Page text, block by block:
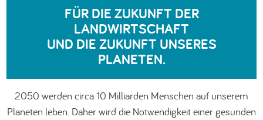
РУССКИЙ ROMÂNĂ PORTUGUÊS
POLSKI NEDERLANDS FRANÇAIS
العربية
FÜR DIE ZUKUNFT DER
LANDWIRTSCHAFT
UND DIE ZUKUNFT UNSERES
PLANETEN.
2050 werden circa 10 Milliarden Menschen auf unserem
Planeten leben. Daher wird die Notwendigkeit einer gesunden